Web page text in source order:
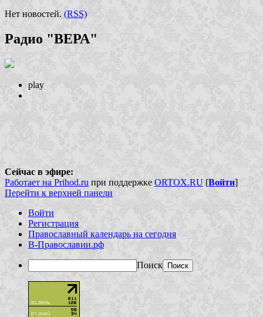
Нет новостей.(RSS)
Радио "ВЕРА"
play
Сейчас в эфире:
Работает на Prihod.ru при поддержке ORTOX.RU [Войти]
Перейти к верхней панели
Войти
Регистрация
Православный календарь на сегодня
В-Православии.рф
Поиск